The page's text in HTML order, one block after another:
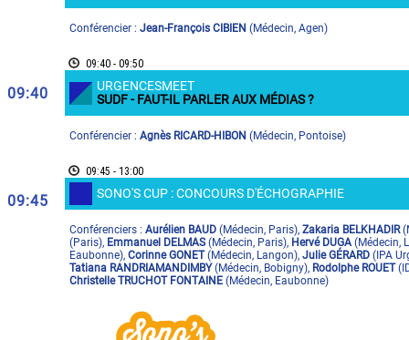
Conférencier : Jean-François CIBIEN (Médecin, Agen)
09:40
09:40 - 09:50
URGENCESMEET
SUDF - FAUT-IL PARLER AUX MÉDIAS ?
Conférencier : Agnès RICARD-HIBON (Médecin, Pontoise)
09:45
09:45 - 13:00
SONO'S CUP : CONCOURS D'ÉCHOGRAPHIE
Conférenciers : Aurélien BAUD (Médecin, Paris), Zakaria BELKHADIR(
(Paris), Emmanuel DELMAS(Médecin, Paris), Hervé DUGA(Médecin,
Eaubonne), Corinne GONET(Médecin, Langon), Julie GÉRARD ( IPA
Tatiana RANDRIAMANDIMBY(Médecin, Bobigny), Rodolphe ROUET(
Christelle TRUCHOT FONTAINE (Médecin, Eaubonne)